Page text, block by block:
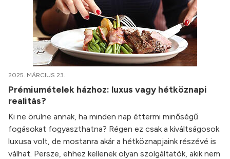
2025. MÁRCIUS 23.
Prémiumételek házhoz: luxus vagy hétköznapi
realitás?
Ki ne örülne annak, ha minden nap éttermi minőségű
fogásokat fogyaszthatna? Régen ez csak a kiváltságosok
luxusa volt, de mostanra akár a hétköznapjaink részévé is
válhat. Persze, ehhez kellenek olyan szolgáltatók, akik nem